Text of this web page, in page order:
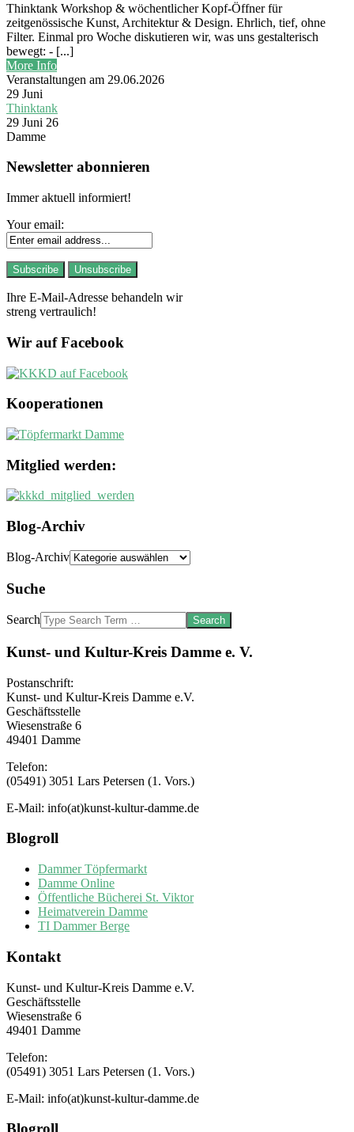
Thinktank Workshop & wöchentlicher Kopf-Öffner für
zeitgenössische Kunst, Architektur & Design. Ehrlich, tief, ohne
Filter. Einmal pro Woche diskutieren wir, was uns gestalterisch
bewegt: - [...]
More Info
Veranstaltungen am 29.06.2026
29 Juni
Thinktank
29 Juni 26
Damme
Newsletter abonnieren
Immer aktuell informiert!
Your email:
Ihre E-Mail-Adresse behandeln wir
streng vertraulich!
Wir auf Facebook
Kooperationen
Mitglied werden:
Blog-Archiv
Blog-Archiv
Suche
Search
Kunst- und Kultur-Kreis Damme e. V.
Postanschrift:
Kunst- und Kultur-Kreis Damme e.V.
Geschäftsstelle
Wiesenstraße 6
49401 Damme
Telefon:
(05491) 3051 Lars Petersen (1. Vors.)
E-Mail: info(at)kunst-kultur-damme.de
Blogroll
Dammer Töpfermarkt
Damme Online
Öffentliche Bücherei St. Viktor
Heimatverein Damme
TI Dammer Berge
Kontakt
Kunst- und Kultur-Kreis Damme e.V.
Geschäftsstelle
Wiesenstraße 6
49401 Damme
Telefon:
(05491) 3051 Lars Petersen (1. Vors.)
E-Mail: info(at)kunst-kultur-damme.de